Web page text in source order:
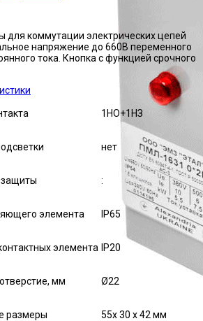
для коммутации электрических цепей
напряжение до 660В переменного
тока. Кнопка с функцией срочного
1НО+1НЗ
нет
защиты :
элемента IP65
элемента IP20
мм Ø22
размеры 55х 30 х 42 мм